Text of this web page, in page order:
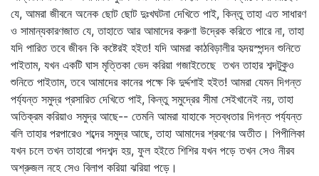
যে, আমরা জীবনে অনেক ছোট ছোট দুঃখঘটনা দেখিতে পাই, কিন্তু তাহা এত সাধারণ
ও সামান্যকারণজাত যে, তাহাতে আর আমাদের করুণা উদ্রেক করিতে পারে না, তাহা
যদি পারিত তবে জীবন কি কষ্টেরই হইত! যদি আমরা কাঠবিড়ালীর হৃদয়স্পন্দন শুনিতে
পাইতাম, যখন একটি ঘাস মৃত্তিকা ভেদ করিয়া গজাইতেছে তখন তাহার শব্দটুকুও
শুনিতে পাইতাম, তবে আমাদের কানের পক্ষে কি দুর্দ্দশাই হইত! আমরা যেমন দিগন্ত
পর্য্যন্ত সমুদ্র প্রসারিত দেখিতে পাই, কিন্তু সমুদ্রের সীমা সেইখানেই নয়, তাহা
অতিক্রম করিয়াও সমুদ্র আছে-- তেমনি আমরা যাহাকে স্তব্ধতার দিগন্ত পর্য্যন্ত
বলি তাহার পরপারেও শব্দের সমুদ্র আছে, তাহা আমাদের শ্রবণের অতীত। পিপীলিকা
যখন চলে তখন তাহারো পদশব্দ হয়, ফুল হইতে শিশির যখন পড়ে তখন সেও নীরব
অশ্রুজল নহে সেও বিলাপ করিয়া ঝরিয়া পড়ে।